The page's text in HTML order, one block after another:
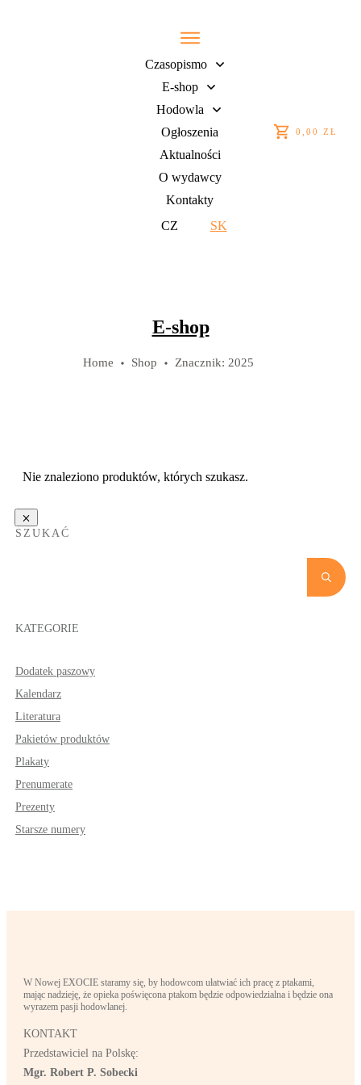
Czasopismo
E-shop
Hodowla
Ogłoszenia
Aktualności
O wydawcy
Kontakty
CZ
SK
0,00 ZŁ
E-shop
Home Shop Znacznik: 2025
Nie znaleziono produktów, których szukasz.
SZUKAĆ
KATEGORIE
Dodatek paszowy
Kalendarz
Literatura
Pakietów produktów
Plakaty
Prenumerate
Prezenty
Starsze numery
W Nowej EXOCIE staramy się, by hodowcom ułatwiać ich pracę z ptakami,
mając nadzieję, że opieka poświęcona ptakom będzie odpowiedzialna i będzie ona
wyrazem pasji hodowlanej.
KONTAKT
Przedstawiciel na Polskę:
Mgr. Robert P. Sobecki